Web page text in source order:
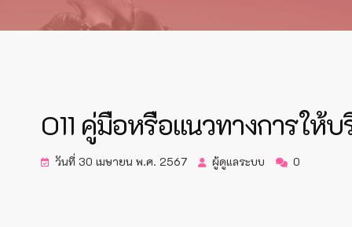
O11 คู่มือหรือแนวทางการใ
วันที่ 30 เมษายน พ.ศ. 2567 ผู้ดูแลระบบ 0